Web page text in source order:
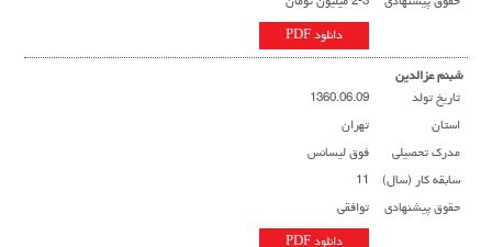
دانلود PDF
شبنم عزالدین
تاریخ تولد
1360.06.09
استان
تهران
مدرک تحصیلی
فوق لیسانس
سابقه کار (سال)
11
حقوق پیشنهادی
توافقی
دانلود PDF